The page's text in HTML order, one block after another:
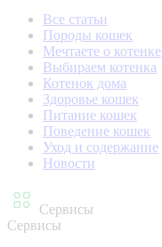
Все статьи
Породы кошек
Мечтаете о котенке
Выбираем котенка
Котенок дома
Здоровье кошек
Питание кошек
Поведение кошек
Уход и содержание
Новости
Сервисы
Сервисы